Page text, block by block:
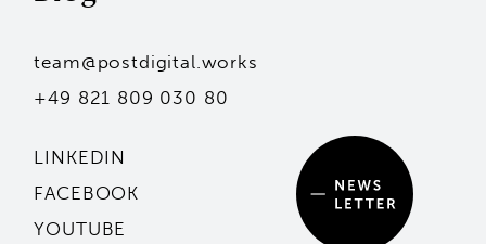
Angebote
Events
Blog
Mit dem Eintragen deiner Adresse stimmst du
unserer Datenschutzerklärung zu.
team@postdigital.works
+49 821 809 030 80
LINKEDIN
FACEBOOK
YOUTUBE